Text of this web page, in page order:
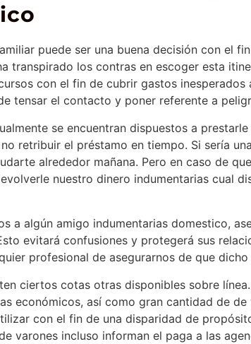
puede ser una buena decisión con el
transpirado los contras en escoger esta
con el fin de cubrir gastos
tensar el contacto y poner referente a
se encuentran dispuestos a
retribuir el préstamo en tiempo. Si serí­a
alrededor mañana. Pero en caso de
nuestro dinero indumentarias cual
a algún amigo indumentarias domestico,
evitará confusiones y protegerá sus
profesional de asegurarnos de que
ciertos cotas otras disponibles sobre
económicos, así­ como gran cantidad de
con el fin de una disparidad de
varones incluso informan el paga a las